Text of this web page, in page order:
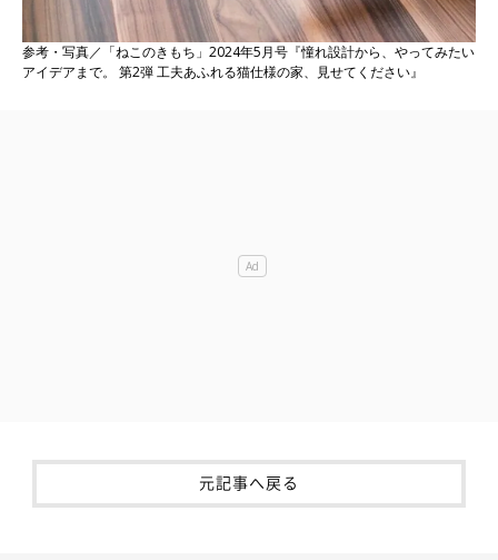
参考・写真／「ねこのきもち」2024年5月号『憧れ設計から、やってみたい
アイデアまで。 第2弾 工夫あふれる猫仕様の家、見せてください』
元記事へ戻る